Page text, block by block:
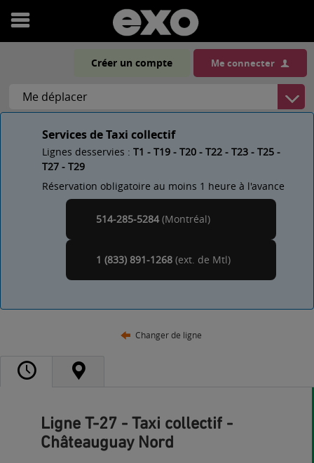
Ouvrir
menu
Créer un compte Me connecter
Services de Taxi collectif
Lignes desservies : T1 - T19 - T20 - T22 - T23 - T25 -
T27 - T29
Réservation obligatoire au moins 1 heure à l'avance
514-285-5284(Montréal)
1 (833) 891-1268 (ext. de Montréal
)
Changer de ligne
Ligne T-27 - Taxi collectif -
Châteauguay Nord